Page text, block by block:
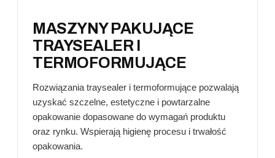
MASZYNY PAKUJĄCE
TRAYSEALER I
TERMOFORMUJĄCE
Rozwiązania traysealer i termoformujące pozwalają
uzyskać szczelne, estetyczne i powtarzalne
opakowanie dopasowane do wymagań produktu
oraz rynku. Wspierają higienę procesu i trwałość
opakowania.